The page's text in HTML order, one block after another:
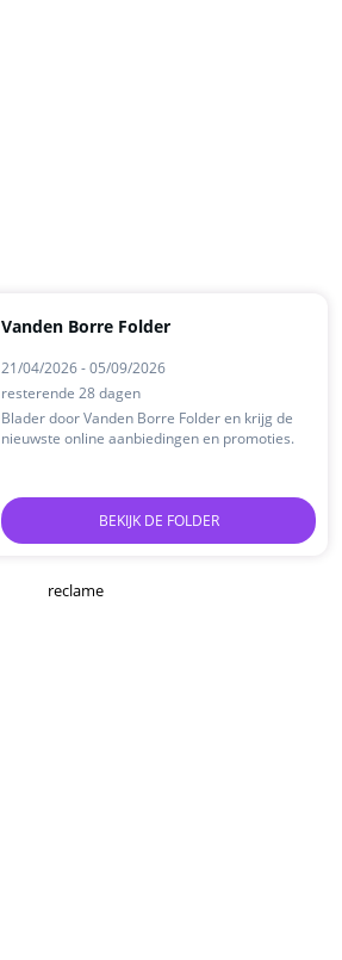
Vanden Borre Folder
21/04/2026 - 05/09/2026
resterende 28 dagen
Blader door Vanden Borre Folder en krijg de
nieuwste online aanbiedingen en promoties.
BEKIJK DE FOLDER
reclame